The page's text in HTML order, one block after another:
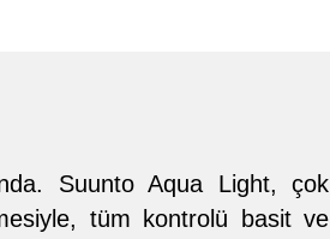
Suunto Aqua Light, çok
tüm kontrolü basit ve